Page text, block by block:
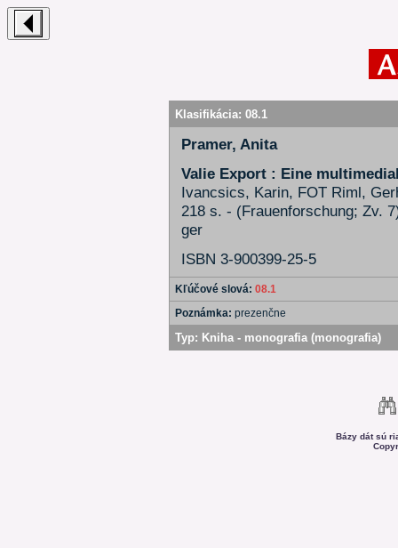
Klasifikácia: 08.1
Pramer, Anita
Valie Export : Eine
Ivancsics, Karin, FOT Riml,
218 s. - (Frauenforschung; Zv.
ger
ISBN 3-900399-25-5
Kľúčové slová: 08.1
Poznámka: prezenčne
Typ: Kniha - monografia (monografia)
Bázy dát sú